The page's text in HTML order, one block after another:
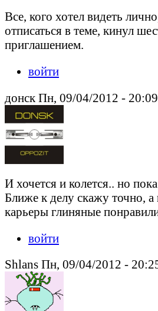
Все, кого хотел видеть
отписаться в теме, кинул
приглашением.
войти
донск Пн, 09/04/2012 - 20:09
И хочется и колется.. но
Ближе к делу скажу точно,
карьеры глиняные
войти
Shlans Пн, 09/04/2012 -